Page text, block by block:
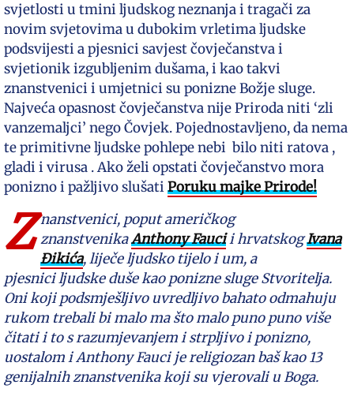
svjetlosti u tmini ljudskog neznanja i tragači za
novim svjetovima u dubokim vrletima ljudske
podsvijesti a pjesnici savjest čovječanstva i
svjetionik izgubljenim dušama, i kao takvi
znanstvenici i umjetnici su ponizne Božje sluge.
Najveća opasnost čovječanstva nije Priroda niti ‘zli
vanzemaljci’ nego Čovjek. Pojednostavljeno, da nema
te primitivne ljudske pohlepe nebi bilo niti ratova ,
gladi i virusa . Ako želi opstati čovječanstvo mora
ponizno i pažljivo slušati Poruku majke Prirode!
Z nanstvenici, poput američkog
znanstvenikaAnthony Faucii hrvatskogIvana
Đikića, liječe ljudsko tijelo i um, a
pjesnici ljudske duše kao ponizne sluge Stvoritelja.
Oni koji podsmješljivo uvredljivo bahato odmahuju
rukom trebali bi malo ma što malo puno puno više
čitati i to s razumjevanjem i strpljivo i ponizno,
uostalom i Anthony Fauci je religiozan baš kao 13
genijalnih znanstvenika koji su vjerovali u Boga.